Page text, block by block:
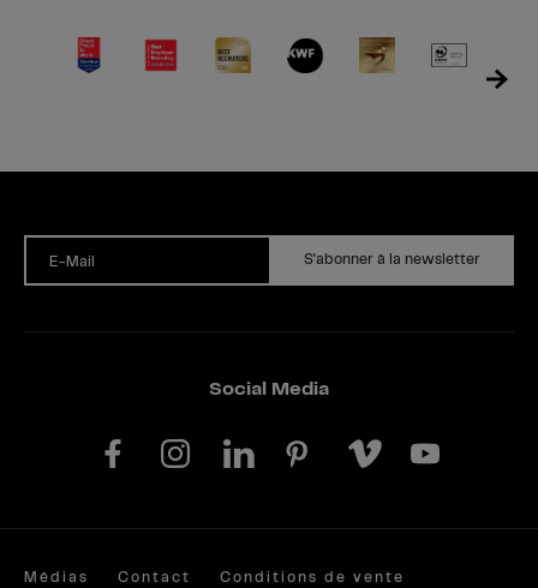
E-Mail S'abonner à la newsletter
Social Media
Médias Contact Conditions de vente